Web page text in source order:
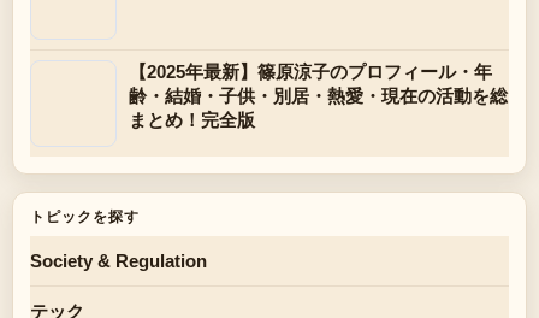
【2025年最新】篠原涼子のプロフィール・年
齢・結婚・子供・別居・熱愛・現在の活動を総
まとめ！完全版
トピックを探す
Society & Regulation
テック